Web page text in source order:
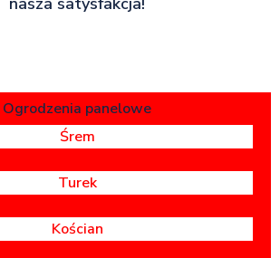
Ogrodzenia panelowe
Śrem
Turek
Kościan